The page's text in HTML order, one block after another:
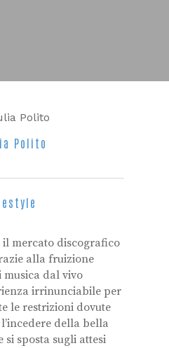
Polito
mercato discografico
alla fruizione
dal vivo
irrinunciabile per
le restrizioni dovute
della bella
si sposta sugli attesi